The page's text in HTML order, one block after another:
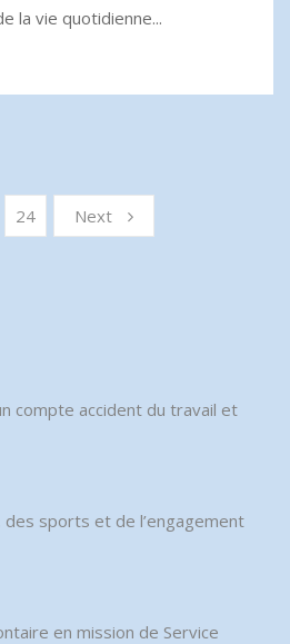
la vie quotidienne...
24 Next
compte accident du travail et
sports et de l’engagement
en mission de Service